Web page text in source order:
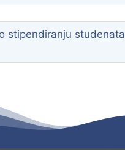
stipendiranju studenata